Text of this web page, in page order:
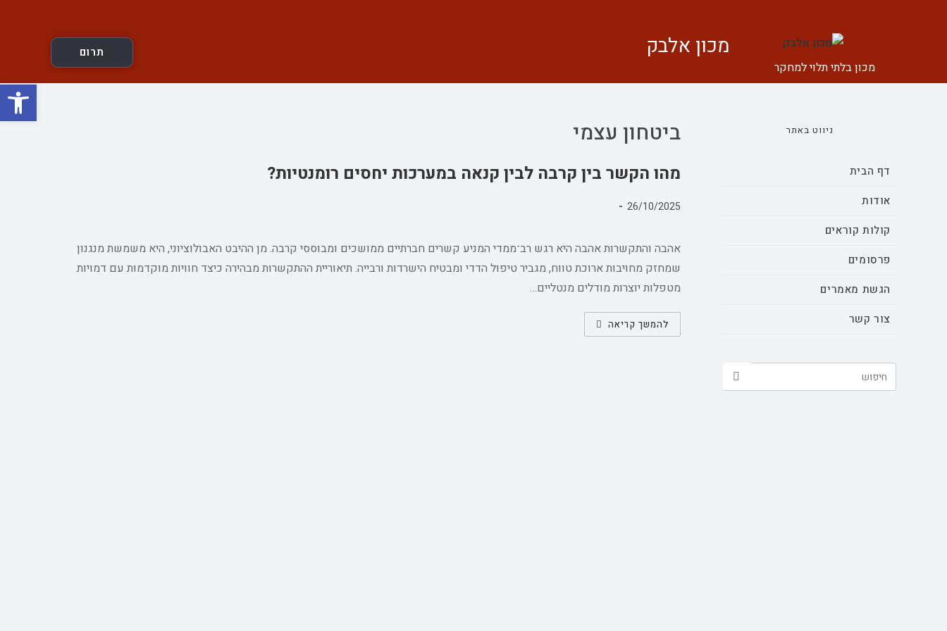
מכון אלבק
מכון בלתי תלוי למחקר
תרום
ביטחון עצמי
מהו הקשר בין קרבה לבין קנאה במערכות יחסים רומנטיות?
26/10/2025
אהבה והתקשרות אהבה היא רגש רב־ממדי המניע קשרים חברתיים ממושכים ומבוססי קרבה. מן ההיבט האבולוציוני, היא משמשת מנגנון
שמחזק מחויבות ארוכת טווח, מגביר טיפול הדדי ומבטיח הישרדות ורבייה. תיאוריית ההתקשרות מבהירה כיצד חוויות מוקדמות עם דמויות
מטפלות יוצרות מודלים מנטליים…
להמשך קריאהמהו
הקשר
ניווט באתר
דף הבית
אודות
קולות קוראים
פרסומים
הגשת מאמרים
צור קשר